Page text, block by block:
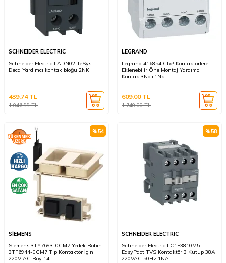
SCHNEIDER ELECTRIC
Schneider Electric LADN02 TeSys
Deca Yardımcı kontak bloğu 2NK
1.046,99TL
439,74TL
LEGRAND
Legrand 416854 Ctx³ Kontaktörlere
Eklenebilir Öne Montaj Yardımcı
Kontak 3Na+1Nk
1.740,00TL
609,00TL
%54
SİEMENS
Siemens 3TY7693-0CM7 Yedek Bobin
3TF6944-0CM7 Tip Kontaktör İçin
220V AC Boy 14
%58
SCHNEIDER ELECTRIC
Schneider Electric LC1E3810M5
EasyPact TVS Kontaktör 3 Kutup 38A
220VAC 50Hz 1NA